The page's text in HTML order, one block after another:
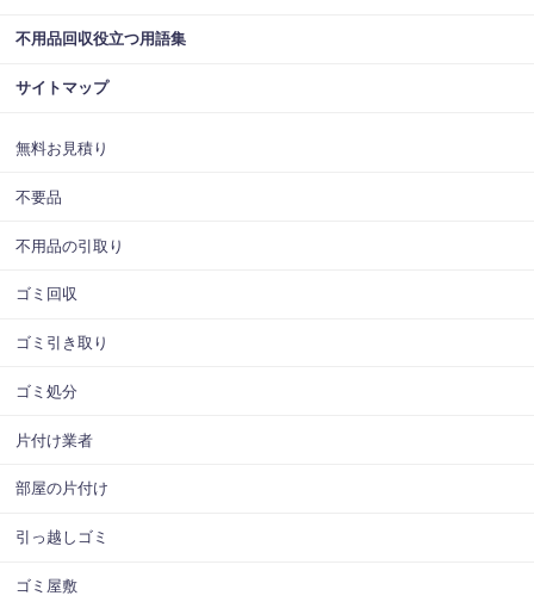
不用品回収役立つ用語集
サイトマップ
無料お見積り
不要品
不用品の引取り
ゴミ回収
ゴミ引き取り
ゴミ処分
片付け業者
部屋の片付け
引っ越しゴミ
ゴミ屋敷